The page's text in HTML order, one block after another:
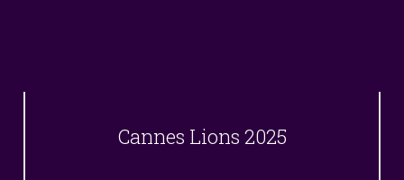
Cannes Lions 2025